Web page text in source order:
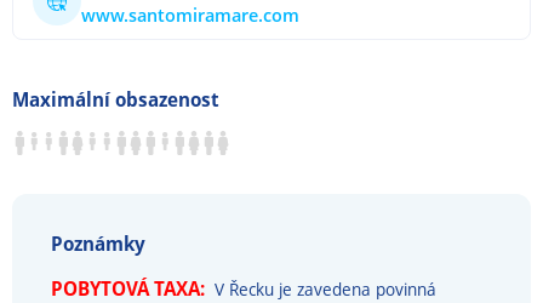
www.santomiramare.com
Maximální obsazenost
Poznámky
POBYTOVÁ TAXA: V Řecku je zavedena povinná